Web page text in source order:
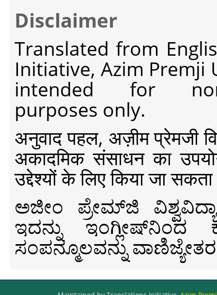
Disclaimer
Translated from
Initiative, Azim Premji
intended for non-
purposes only.
अनुवाद पहल, अज़ीम प्रेमजी
अकादमिक संसाधन का
उद्देश्यों के लिए किया जा
ಅಜೀಂ ಪ್ರೇಮ್‍ಜಿ
ಇದನ್ನು ಇಂಗ್ಲೀಷ್‍ನಿಂದ
ಸಂಪನ್ಮೂಲವನ್ನು